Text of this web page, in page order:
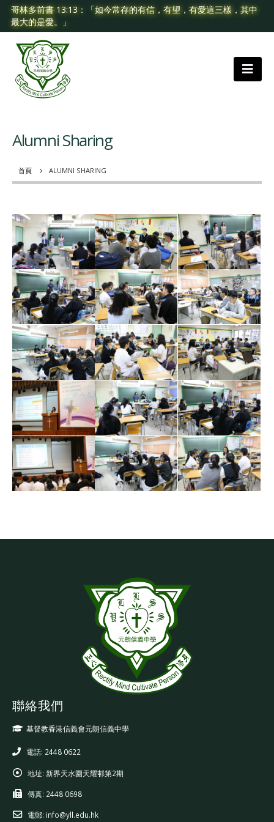
哥林多前書 13:13：「如今常存的有信，有望，有愛這三樣，其中
最大的是愛。」
首頁 ALUMNI SHARING
Alumni Sharing
聯絡我們
基督教香港信義會元朗信義中學
電話: 2448 0622
地址: 新界天水圍天耀邨第2期
傳真: 2448 0698
電郵: info@yll.edu.hk